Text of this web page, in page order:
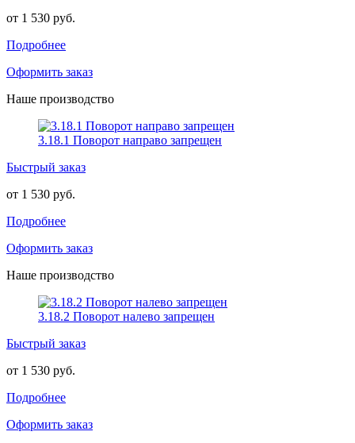
от 1 530 руб.
Подробнее
Оформить заказ
Наше производство
3.18.1 Поворот направо запрещен
Быстрый заказ
от 1 530 руб.
Подробнее
Оформить заказ
Наше производство
3.18.2 Поворот налево запрещен
Быстрый заказ
от 1 530 руб.
Подробнее
Оформить заказ